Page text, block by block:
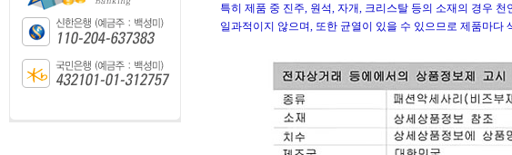
특히 제품 중 진주, 원석, 자개, 크리스탈 등의 소재의 경우
일과적이지 않으며, 또한 균열이 있을 수 있으므로 제품마다